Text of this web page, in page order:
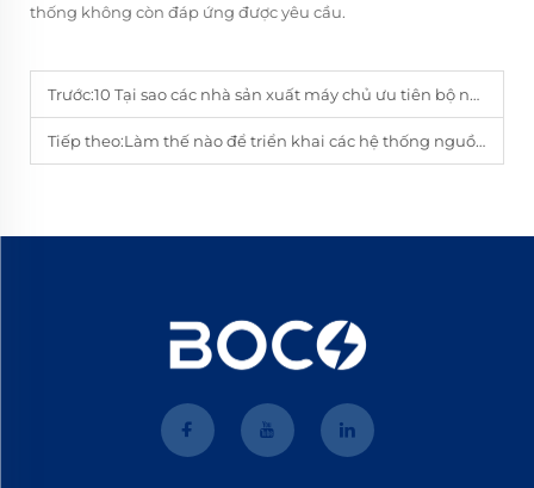
thống không còn đáp ứng được yêu cầu.
Trước:10 Tại sao các nhà sản xuất máy chủ ưu tiên bộ nguồn có hiệu suất cao để kiểm soát nhiệt
Tiếp theo:Làm thế nào để triển khai các hệ thống nguồn điện làm mát bằng chất lỏng trong các giá đỡ máy chủ hiện có